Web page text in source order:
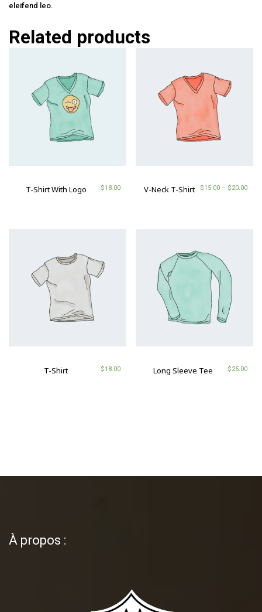
eleifend leo.
Related products
T-Shirt With Logo $18.00 V-Neck T-Shirt $15.00 – $20.00
T-Shirt $18.00 Long Sleeve Tee $25.00
À propos :